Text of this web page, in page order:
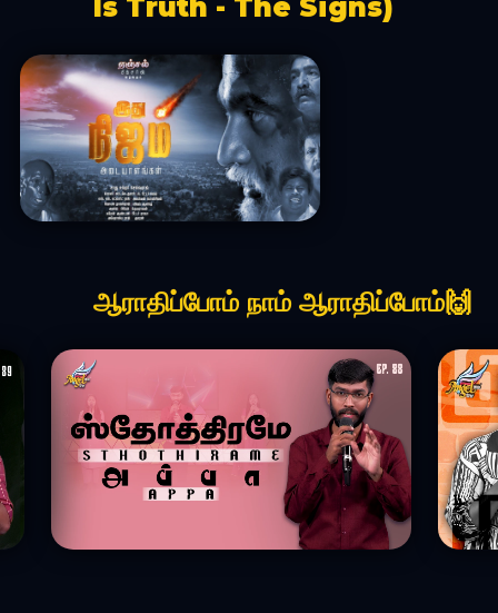
Is Truth - The Signs)
ஆராதிப்போம் நாம் ஆராதிப்போம்🙌